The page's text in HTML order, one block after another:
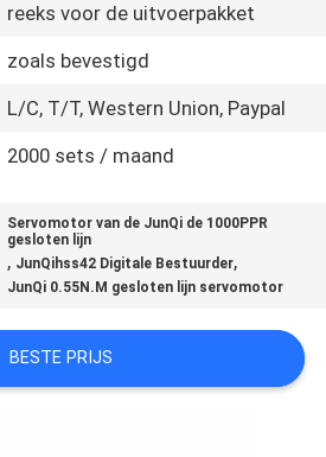
reeks voor de uitvoerpakket
zoals bevestigd
L/C, T/T, Western Union, Paypal
2000 sets / maand
Servomotor van de JunQi de 1000PPR
gesloten lijn
, JunQihss42 Digitale Bestuurder,
JunQi 0.55N.M gesloten lijn servomotor
BESTE PRIJS